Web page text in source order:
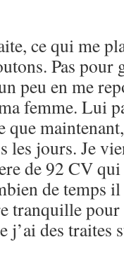
ce qui me
Pas pour
peu en me
femme. Lui
que
les jours. Je
de 92 CV
de temps
tranquille
j’ai des traites